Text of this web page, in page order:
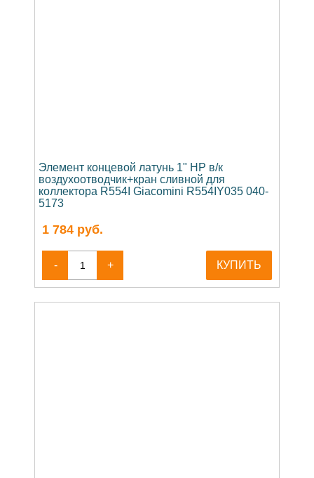
Элемент концевой латунь 1" НР в/к
воздухоотводчик+кран сливной для
коллектора R554I Giacomini R554IY035 040-
5173
1 784 руб.
- + КУПИТЬ